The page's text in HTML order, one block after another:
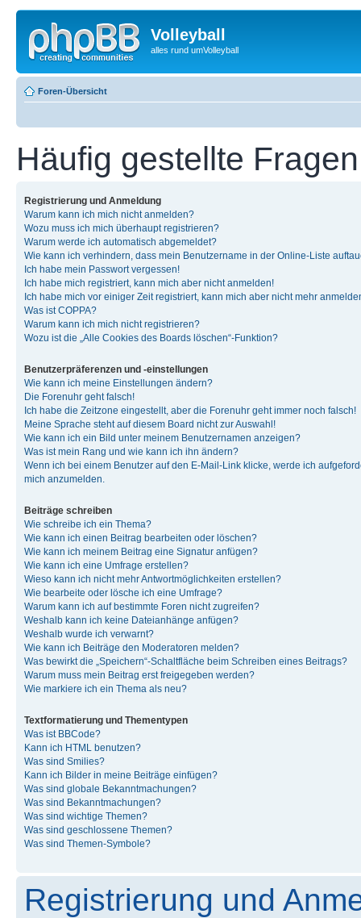
Volleyball
alles rund umVolleyball
Foren-Übersicht
Häufig gestellte Fragen
Registrierung und Anmeldung
Warum kann ich mich nicht anmelden?
Wozu muss ich mich überhaupt registrieren?
Warum werde ich automatisch abgemeldet?
Wie kann ich verhindern, dass mein Benutzername in der Online-Liste
Ich habe mein Passwort vergessen!
Ich habe mich registriert, kann mich aber nicht anmelden!
Ich habe mich vor einiger Zeit registriert, kann mich aber nicht mehr
Was ist COPPA?
Warum kann ich mich nicht registrieren?
Wozu ist die „Alle Cookies des Boards löschen“-Funktion?
Benutzerpräferenzen und -einstellungen
Wie kann ich meine Einstellungen ändern?
Die Forenuhr geht falsch!
Ich habe die Zeitzone eingestellt, aber die Forenuhr geht immer noch falsch!
Meine Sprache steht auf diesem Board nicht zur Auswahl!
Wie kann ich ein Bild unter meinem Benutzernamen anzeigen?
Was ist mein Rang und wie kann ich ihn ändern?
Wenn ich bei einem Benutzer auf den E-Mail-Link klicke, werde ich
mich anzumelden.
Beiträge schreiben
Wie schreibe ich ein Thema?
Wie kann ich einen Beitrag bearbeiten oder löschen?
Wie kann ich meinem Beitrag eine Signatur anfügen?
Wie kann ich eine Umfrage erstellen?
Wieso kann ich nicht mehr Antwortmöglichkeiten erstellen?
Wie bearbeite oder lösche ich eine Umfrage?
Warum kann ich auf bestimmte Foren nicht zugreifen?
Weshalb kann ich keine Dateianhänge anfügen?
Weshalb wurde ich verwarnt?
Wie kann ich Beiträge den Moderatoren melden?
Was bewirkt die „Speichern“-Schaltfläche beim Schreiben eines Beitrags?
Warum muss mein Beitrag erst freigegeben werden?
Wie markiere ich ein Thema als neu?
Textformatierung und Thementypen
Was ist BBCode?
Kann ich HTML benutzen?
Was sind Smilies?
Kann ich Bilder in meine Beiträge einfügen?
Was sind globale Bekanntmachungen?
Was sind Bekanntmachungen?
Was sind wichtige Themen?
Was sind geschlossene Themen?
Was sind Themen-Symbole?
Registrierung und